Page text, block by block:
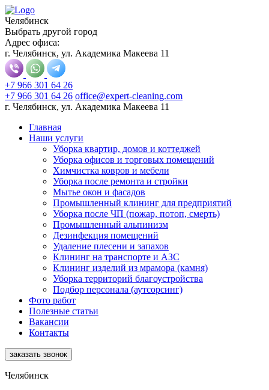
Челябинск
Выбрать другой город
Адрес офиса:
г. Челябинск, ул. Академика Макеева 11
+7 966 301 64 26
+7 966 301 64 26 office@expert-cleaning.com
г. Челябинск, ул. Академика Макеева 11
Главная
Наши услуги
Уборка квартир, домов и коттеджей
Уборка офисов и торговых помещений
Химчистка ковров и мебели
Уборка после ремонта и стройки
Мытье окон и фасадов
Промышленный клининг для предприятий
Уборка после ЧП (пожар, потоп, смерть)
Промышленный альпинизм
Дезинфекция помещений
Удаление плесени и запахов
Клининг на транспорте и АЗС
Клининг изделий из мрамора (камня)
Уборка территорий благоустройства
Подбор персонала (аутсорсинг)
Фото работ
Полезные статьи
Вакансии
Контакты
заказать звонок
Челябинск